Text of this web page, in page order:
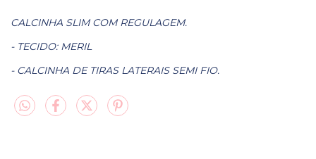
CALCINHA SLIM COM REGULAGEM.
- TECIDO: MERIL
- CALCINHA DE TIRAS LATERAIS SEMI FIO.